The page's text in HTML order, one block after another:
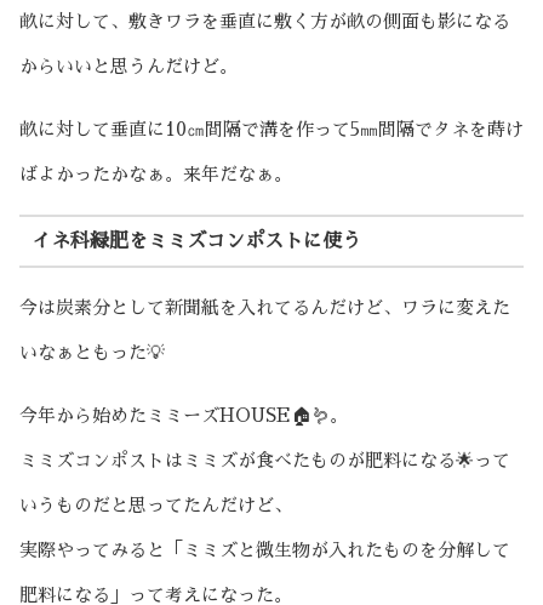
畝に対して、敷きワラを垂直に敷く方が畝の側面も影になる
からいいと思うんだけど。
畝に対して垂直に10㎝間隔で溝を作って5㎜間隔でタネを蒔け
ばよかったかなぁ。来年だなぁ。
イネ科緑肥をミミズコンポストに使う
今は炭素分として新聞紙を入れてるんだけど、ワラに変えた
いなぁともった💡
今年から始めたミミーズHOUSE🏠🪱。
ミミズコンポストはミミズが食べたものが肥料になる🌟って
いうものだと思ってたんだけど、
実際やってみると「ミミズと微生物が入れたものを分解して
肥料になる」って考えになった。